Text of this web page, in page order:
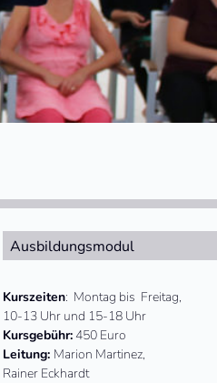
Ausbildungsmodul
Kurszeiten: Montag bis Freitag,
10-13 Uhr und 15-18 Uhr
Kursgebühr:450 Euro
Leitung: Marion Martinez,
Rainer Eckhardt